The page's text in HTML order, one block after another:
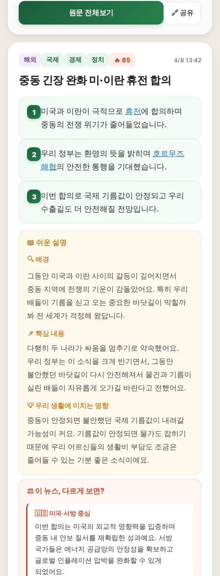
원문 전체보기 🔗 공유
해외 국제 경제 정치 🔥 85 4/8 13:42
중동 긴장 완화 미·이란 휴전 합의
1 미국과 이란이 극적으로 휴전에 합의하며
중동의 전쟁 위기가 줄어들었습니다.
2 우리 정부는 환영의 뜻을 밝히며 호르무즈
해협의 안전한 통행을 기대했습니다.
3
이번 합의로 국제 기름값이 안정되고 우리
수출길도 더 안전해질 전망입니다.
📖 쉬운 설명
🔍 배경
그동안 미국과 이란 사이의 갈등이 깊어지면서
중동 지역에 전쟁의 기운이 감돌았어요. 특히 우리
배들이 기름을 싣고 오는 중요한 바닷길이 막힐까
봐 전 세계가 걱정해 왔답니다.
📌 핵심 내용
다행히 두 나라가 싸움을 멈추기로 약속했어요.
우리 정부는 이 소식을 크게 반기면서, 그동안
불안했던 바닷길이 다시 안전해져서 물건과 기름이
실린 배들이 자유롭게 오가길 바란다고 전했어요.
💡 우리 생활에 미치는 영향
중동이 안정되면 불안했던 국제 기름값이 내려갈
가능성이 커요. 기름값이 안정되면 물가도 잡히기
때문에 우리 어르신들의 생활비 부담도 조금은
줄어들 수 있는 기분 좋은 소식이에요.
⚖️ 이 뉴스, 다르게 보면?
🇺🇸 미국·서방 중심
이번 합의는 미국의 외교적 영향력을 입증하며
중동 내 안보 질서를 재확립한 성과예요. 서방
국가들은 에너지 공급망의 안정성을 확보하고
글로벌 인플레이션 압박을 완화할 수 있게
되었어요.